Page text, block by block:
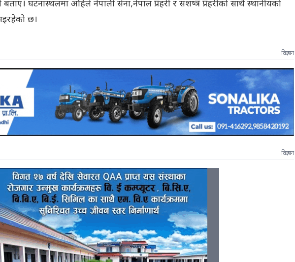
घटनास्थलमा अहिले नेपाली सेना,नेपाल प्रहरी र सशष्त्र प्रहरीको साथै स्थानीयको
छ।
विज्ञापन
विज्ञापन